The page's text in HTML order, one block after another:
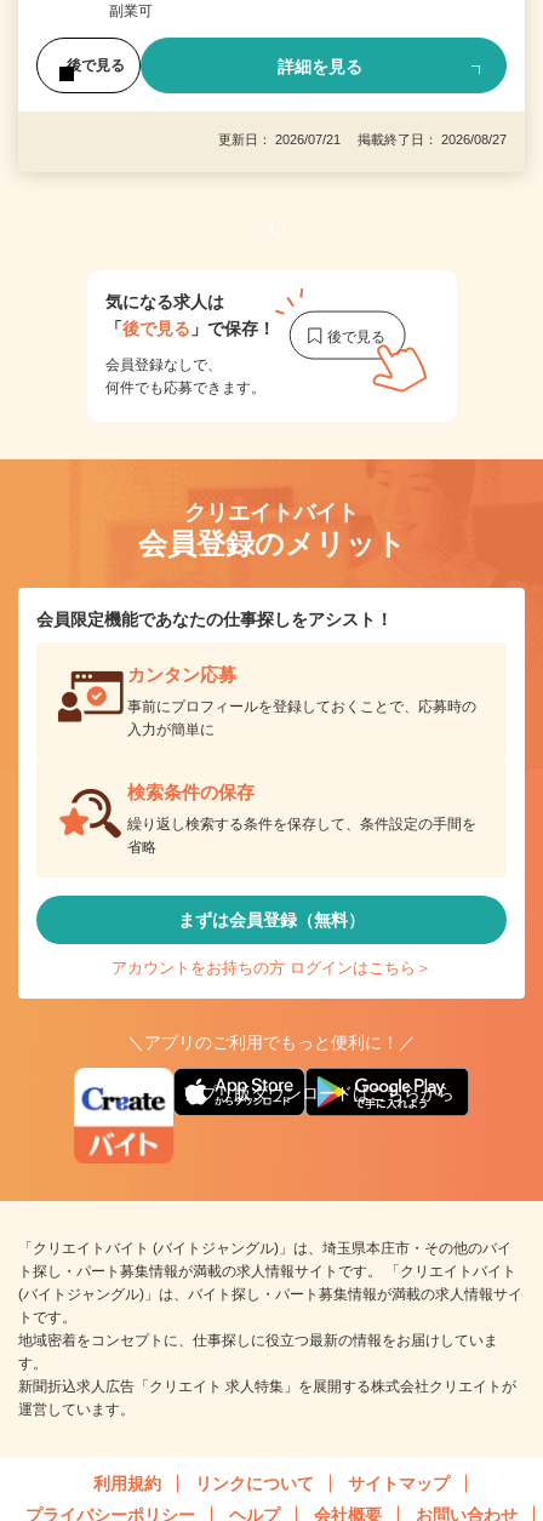
副業可
後で見る 詳細を見る
更新日： 2026/07/21 掲載終了日： 2026/08/27
1
気になる求人は
「後で見る 」で保存！
会員登録なしで、
何件でも応募できます。
クリエイトバイト
会員登録のメリット
会員限定機能であなたの仕事探しをアシスト！
カンタン応募
事前にプロフィールを登録しておくことで、応募時の
入力が簡単に
検索条件の保存
繰り返し検索する条件を保存して、条件設定の手間を
省略
まずは会員登録（無料）
アカウントをお持ちの方 ログインはこちら＞
＼アプリのご利用でもっと便利に！／
アプリ版ダウンロードはこちらから
「クリエイトバイト (バイトジャングル)」は、埼玉県本庄市・その他のバイ
ト探し・パート募集情報が満載の求人情報サイトです。 「クリエイトバイト
(バイトジャングル)」は、バイト探し・パート募集情報が満載の求人情報サイ
トです。
地域密着をコンセプトに、仕事探しに役立つ最新の情報をお届けしていま
す。
新聞折込求人広告「クリエイト 求人特集」を展開する株式会社クリエイトが
運営しています。
利用規約 リンクについて
サイトマップ
プライバシーポリシー
ヘルプ 会社概要 お問い合わせ